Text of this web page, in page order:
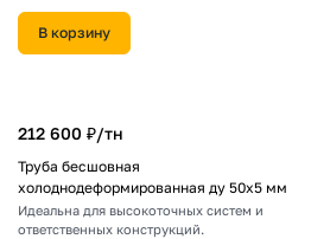
В корзину
212 600 ₽/тн
Труба бесшовная
холоднодеформированная ду 50х5 мм
Идеальна для высокоточных систем и
ответственных конструкций.